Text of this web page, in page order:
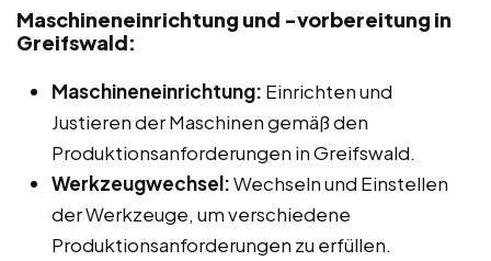
Maschineneinrichtung und -vorbereitung in
Greifswald:
Maschineneinrichtung: Einrichten und
Justieren der Maschinen gemäß den
Produktionsanforderungen in Greifswald.
Werkzeugwechsel:Wechseln und Einstellen
der Werkzeuge, um verschiedene
Produktionsanforderungen zu erfüllen.